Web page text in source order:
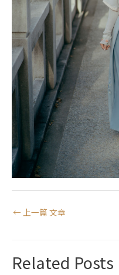
← 上一篇 文章
Related Posts